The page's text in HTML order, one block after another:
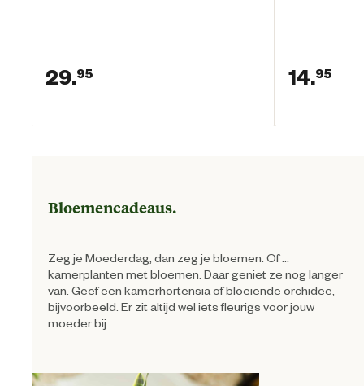
29.95
Huidige prijs € 29,95
14.95
Bloemencadeaus.
Zeg je Moederdag, dan zeg je bloemen. Of ...
kamerplanten met bloemen. Daar geniet ze nog langer
van. Geef een kamerhortensia of bloeiende orchidee,
bijvoorbeeld. Er zit altijd wel iets fleurigs voor jouw
moeder bij.